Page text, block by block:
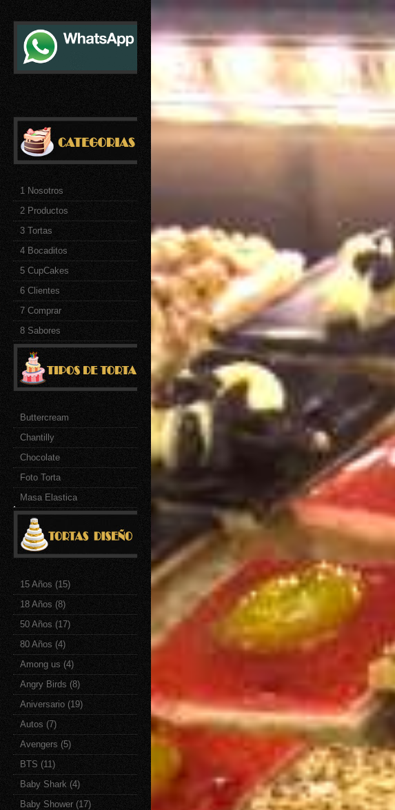
1 Nosotros
2 Productos
3 Tortas
4 Bocaditos
5 CupCakes
6 Clientes
7 Comprar
8 Sabores
Buttercream
Chantilly
Chocolate
Foto Torta
Masa Elastica
.
15 Años (15)
18 Años (8)
50 Años (17)
80 Años (4)
Among us (4)
Angry Birds (8)
Aniversario (19)
Autos (7)
Avengers (5)
BTS (11)
Baby Shark (4)
Baby Shower (17)